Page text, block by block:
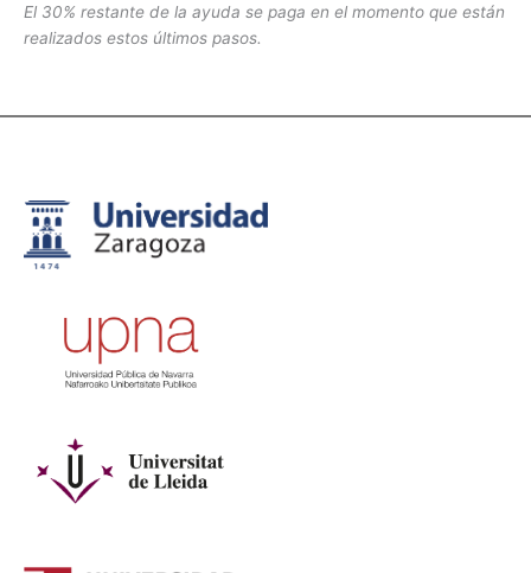
El 30% restante de la ayuda se paga en el momento que están
realizados estos últimos pasos.